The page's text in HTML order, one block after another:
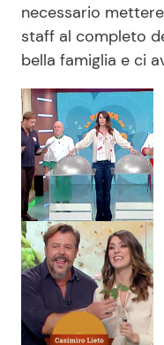
necessario
staff al completo
bella famiglia e ci